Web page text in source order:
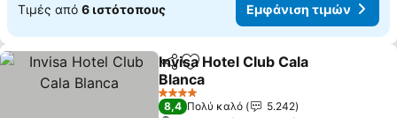
Τιμές από 6 ιστότοπους Εμφάνιση τιμών
Κοινοποίηση
Προσθήκη στα αγαπημένα
Invisa Hotel Club Cala
Blanca
4 Αστέρια
8,4 Πολύ καλό
5.242